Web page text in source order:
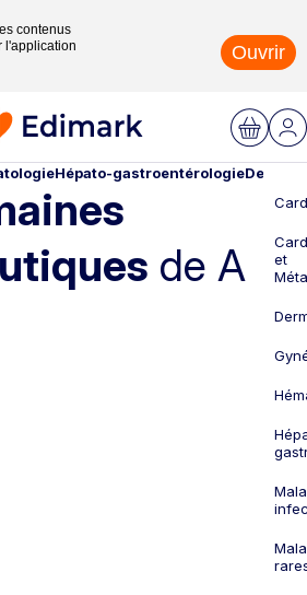
contenus
l'application
Ouvrir
Hépato-gastroentérologie
de A
et